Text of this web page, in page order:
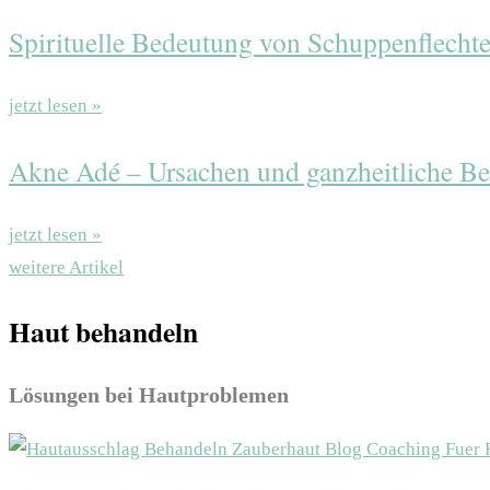
Spirituelle Bedeutung von Schuppenflechte
jetzt lesen »
Akne Adé – Ursachen und ganzheitliche
jetzt lesen »
weitere Artikel
Haut behandeln
Lösungen bei Hautproblemen